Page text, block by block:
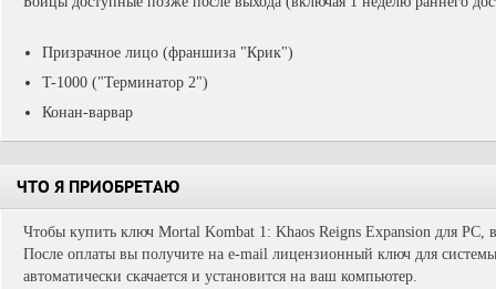
Призрачное лицо (франшиза "Крик")
T-1000 ("Терминатор 2")
Конан-варвар
ЧТО Я ПРИОБРЕТАЮ
Чтобы купить ключ Mortal Kombat 1: Khaos Reigns Expansion для PC,
После оплаты вы получите на e-mail лицензионный ключ для
автоматически скачается и установится на ваш компьютер.